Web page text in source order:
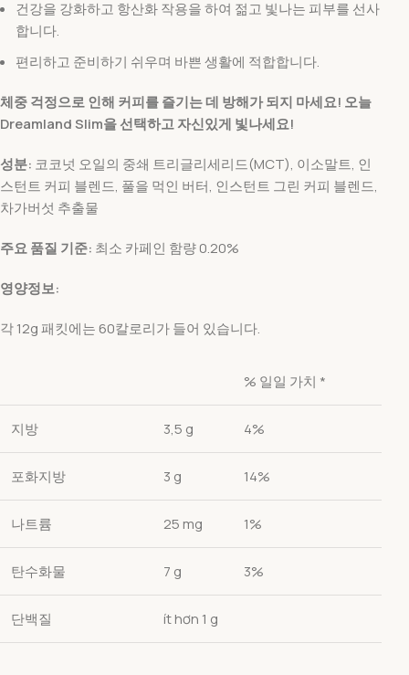
건강을 강화하고 항산화 작용을 하여 젊고 빛나는 피부를 선사
합니다.
편리하고 준비하기 쉬우며 바쁜 생활에 적합합니다.
체중 걱정으로 인해 커피를 즐기는 데 방해가 되지 마세요! 오늘
Dreamland Slim을 선택하고 자신있게 빛나세요!
성분: 코코넛 오일의 중쇄 트리글리세리드(MCT), 이소말트, 인
스턴트 커피 블렌드, 풀을 먹인 버터, 인스턴트 그린 커피 블렌드,
차가버섯 추출물
주요 품질 기준: 최소 카페인 함량 0.20%
영양정보:
각 12g 패킷에는 60칼로리가 들어 있습니다.
% 일일 가치 *
지방 3,5 g 4%
포화지방 3 g 14%
나트륨 25 mg 1%
탄수화물 7 g 3%
단백질 ít hơn 1 g